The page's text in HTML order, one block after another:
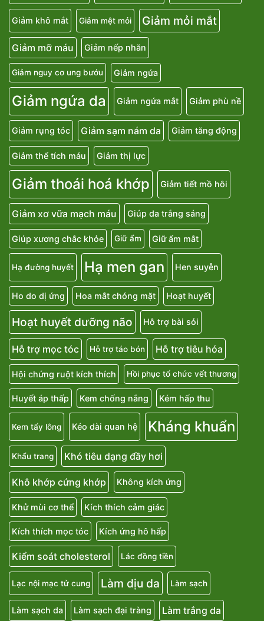
Giảm khô mắt Giảm mệt mỏi Giảm mỏi mắt
Giảm mỡ máu Giảm nếp nhăn
Giảm nguy cơ ung bướu Giảm ngứa
Giảm ngứa da Giảm ngứa mắt Giảm phù nề
Giảm rụng tóc Giảm sạm nám da Giảm tăng động
Giảm thể tích máu Giảm thị lực
Giảm thoái hoá khớp Giảm tiết mồ hôi
Giảm xơ vữa mạch máu Giúp da trắng sáng
Giúp xương chắc khỏe Giữ ẩm Giữ ẩm mắt
Hạ đường huyết Hạ men gan Hen suyễn
Ho do dị ứng Hoa mắt chóng mặt Hoạt huyết
Hoạt huyết dưỡng não Hỗ trợ bài sỏi
Hỗ trợ mọc tóc Hỗ trợ táo bón Hỗ trợ tiêu hóa
Hội chứng ruột kích thích Hồi phục tổ chức vết thương
Huyết áp thấp Kem chống nắng Kém hấp thu
Kem tẩy lông Kéo dài quan hệ Kháng khuẩn
Khẩu trang Khó tiêu dạng đầy hơi
Khô khớp cứng khớp Không kích ứng
Khử mùi cơ thể Kích thích cảm giác
Kích thích mọc tóc Kích ứng hô hấp
Kiểm soát cholesterol Lác đồng tiền
Lạc nội mạc tử cung Làm dịu da Làm sạch
Làm sạch da Làm sạch đại tràng Làm trắng da